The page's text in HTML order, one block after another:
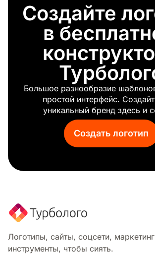
Автоспорт
Бейсбол
Олимпийский
Борьба
Турнир по гольфу
Велосипед
Крикетный мяч
Плавательный клуб
Кроссфит
Коньки
Ринг
Боевой
Мяч
Создайте
в
Большое разнообразие
простой интерфейс.
уникальный бренд здесь и
Создать логотип
Логотипы, сайты, соцсети,
инструменты, чтобы сиять.